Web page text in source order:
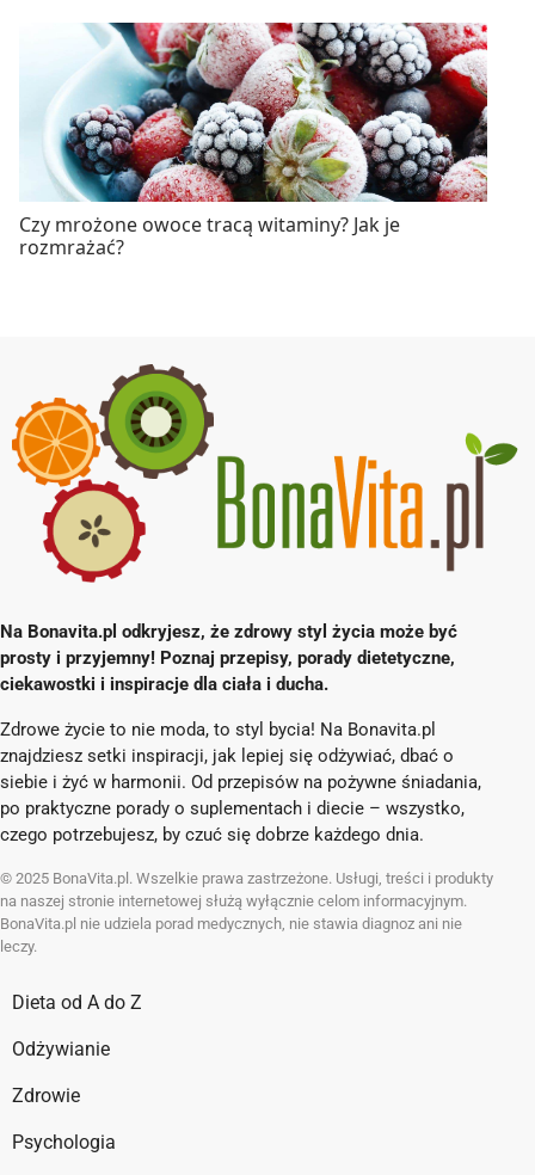
Czy mrożone owoce tracą witaminy? Jak je
rozmrażać?
Na Bonavita.pl odkryjesz, że zdrowy styl życia może być
prosty i przyjemny! Poznaj przepisy, porady dietetyczne,
ciekawostki i inspiracje dla ciała i ducha.
Zdrowe życie to nie moda, to styl bycia! Na Bonavita.pl
znajdziesz setki inspiracji, jak lepiej się odżywiać, dbać o
siebie i żyć w harmonii. Od przepisów na pożywne śniadania,
po praktyczne porady o suplementach i diecie – wszystko,
czego potrzebujesz, by czuć się dobrze każdego dnia.
© 2025 BonaVita.pl. Wszelkie prawa zastrzeżone. Usługi, treści i produkty
na naszej stronie internetowej służą wyłącznie celom informacyjnym.
BonaVita.pl nie udziela porad medycznych, nie stawia diagnoz ani nie
leczy.
Dieta od A do Z
Odżywianie
Zdrowie
Psychologia